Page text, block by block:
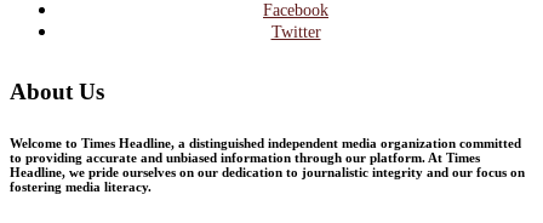
Facebook
Twitter
About Us
Welcome to Times Headline, a distinguished independent media organization committed
to providing accurate and unbiased information through our platform. At Times
Headline, we pride ourselves on our dedication to journalistic integrity and our focus on
fostering media literacy.